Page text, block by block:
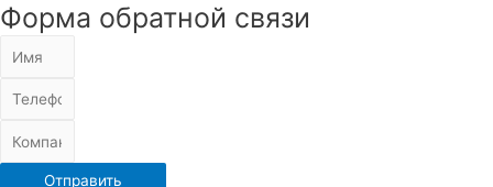
Форма обратной связи
Отправить